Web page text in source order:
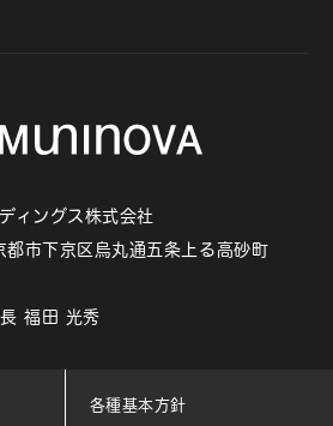
ィングス株式会社
市下京区烏丸通五条上る高砂町
福田 光秀
各種基本方針